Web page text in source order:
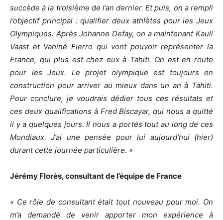
succède à la troisième de l’an dernier. Et puis, on a rempli
l’objectif principal : qualifier deux athlètes pour les Jeux
Olympiques. Après Johanne Defay, on a maintenant Kauli
Vaast et Vahiné Fierro qui vont pouvoir représenter la
France, qui plus est chez eux à Tahiti. On est en route
pour les Jeux. Le projet olympique est toujours en
construction pour arriver au mieux dans un an à Tahiti.
Pour conclure, je voudrais dédier tous ces résultats et
ces deux qualifications à Fred Biscayar, qui nous a quitté
il y a quelques jours. Il nous a portés tout au long de ces
Mondiaux. J’ai une pensée pour lui aujourd’hui (hier)
durant cette journée particulière. »
Jérémy Florès, consultant de l’équipe de France
« Ce rôle de consultant était tout nouveau pour moi. On
m’a demandé de venir apporter mon expérience à